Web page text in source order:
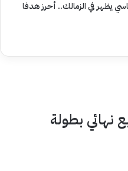
يظهر في الزمالك.. أحرز هدفا